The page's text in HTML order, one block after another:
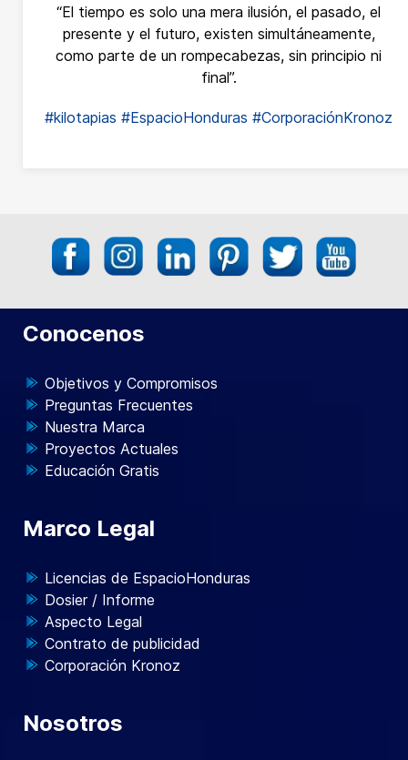
“El tiempo es solo una mera ilusión, el pasado, el
presente y el futuro, existen simultáneamente,
como parte de un rompecabezas, sin principio ni
final”.
#kilotapias #EspacioHonduras #CorporaciónKronoz
Conocenos
Objetivos y Compromisos
Preguntas Frecuentes
Nuestra Marca
Proyectos Actuales
Educación Gratis
Marco Legal
Licencias de EspacioHonduras
Dosier / Informe
Aspecto Legal
Contrato de publicidad
Corporación Kronoz
Nosotros